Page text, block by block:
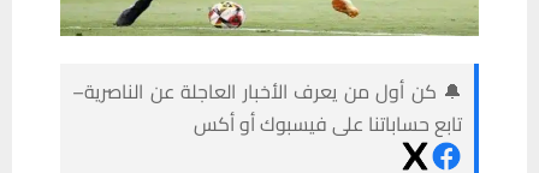
🔔 كن أول من يعرف الأخبار العاجلة عن الناصرية–
تابع حساباتنا على فيسبوك أو أكس